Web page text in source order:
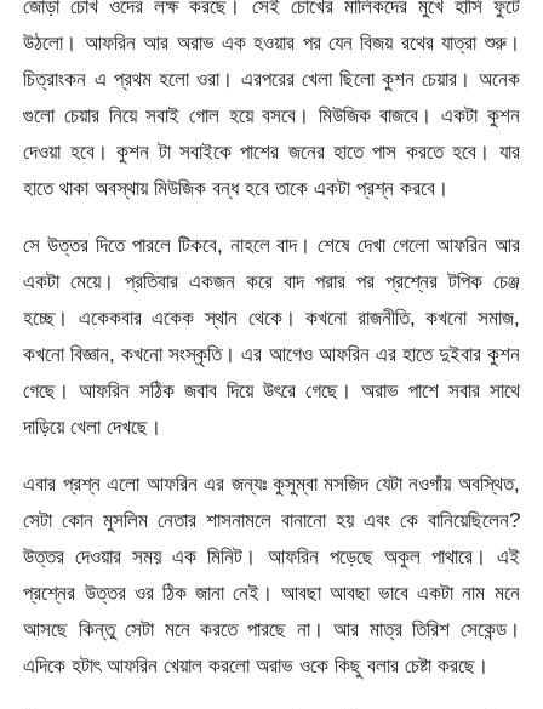
জোড়া চোখ ওদের লক্ষ করছে। সেই চোখের মালিকদের মুখে হাসি ফুটে
উঠলো। আফরিন আর অরাভ এক হওয়ার পর যেন বিজয় রথের যাত্রা শুরু।
চিত্রাংকন এ প্রথম হলো ওরা। এরপরের খেলা ছিলো কুশন চেয়ার। অনেক
গুলো চেয়ার নিয়ে সবাই গোল হয়ে বসবে। মিউজিক বাজবে। একটা কুশন
দেওয়া হবে। কুশন টা সবাইকে পাশের জনের হাতে পাস করতে হবে। যার
হাতে থাকা অবস্থায় মিউজিক বন্ধ হবে তাকে একটা প্রশ্ন করবে।
সে উত্তর দিতে পারলে টিকবে, নাহলে বাদ। শেষে দেখা গেলো আফরিন আর
একটা মেয়ে। প্রতিবার একজন করে বাদ পরার পর প্রশ্নের টপিক চেঞ্জ
হচ্ছে। একেকবার একেক স্থান থেকে। কখনো রাজনীতি, কখনো সমাজ,
কখনো বিজ্ঞান, কখনো সংস্কৃতি। এর আগেও আফরিন এর হাতে দুইবার কুশন
গেছে। আফরিন সঠিক জবাব দিয়ে উৎরে গেছে। অরাভ পাশে সবার সাথে
দাড়িয়ে খেলা দেখছে।
এবার প্রশ্ন এলো আফরিন এর জন্যঃ কুসুম্বা মসজিদ যেটা নওগাঁয় অবস্থিত,
সেটা কোন মুসলিম নেতার শাসনামলে বানানো হয় এবং কে বানিয়েছিলেন?
উত্তর দেওয়ার সময় এক মিনিট। আফরিন পড়েছে অকুল পাথারে। এই
প্রশ্নের উত্তর ওর ঠিক জানা নেই। আবছা আবছা ভাবে একটা নাম মনে
আসছে কিন্তু সেটা মনে করতে পারছে না। আর মাত্র তিরিশ সেকেন্ড।
এদিকে হটাৎ আফরিন খেয়াল করলো অরাভ ওকে কিছু বলার চেষ্টা করছে।